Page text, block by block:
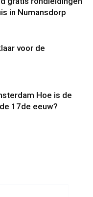
in Numansdorp
voor de
Hoe is de
17de eeuw?